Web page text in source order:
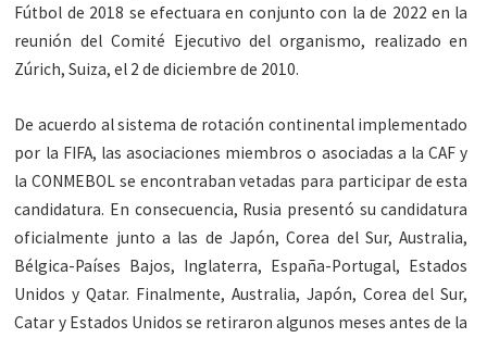
Fútbol de 2018 se efectuara en conjunto con la de 2022 en la
reunión del Comité Ejecutivo del organismo, realizado en
Zúrich, Suiza, el 2 de diciembre de 2010.
De acuerdo al sistema de rotación continental implementado
por la FIFA, las asociaciones miembros o asociadas a la CAF y
la CONMEBOL se encontraban vetadas para participar de esta
candidatura. En consecuencia, Rusia presentó su candidatura
oficialmente junto a las de Japón, Corea del Sur, Australia,
Bélgica-Países Bajos, Inglaterra, España-Portugal, Estados
Unidos y Qatar. Finalmente, Australia, Japón, Corea del Sur,
Catar y Estados Unidos se retiraron algunos meses antes de la